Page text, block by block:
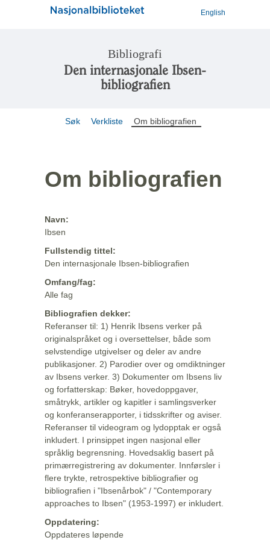
English
Bibliografi
Den internasjonale Ibsen-
bibliografien
Søk Verkliste Om bibliografien
Om bibliografien
Navn:
Ibsen
Fullstendig tittel:
Den internasjonale Ibsen-bibliografien
Omfang/fag:
Alle fag
Bibliografien dekker:
Referanser til: 1) Henrik Ibsens verker på
originalspråket og i oversettelser, både som
selvstendige utgivelser og deler av andre
publikasjoner. 2) Parodier over og omdiktninger
av Ibsens verker. 3) Dokumenter om Ibsens liv
og forfatterskap: Bøker, hovedoppgaver,
småtrykk, artikler og kapitler i samlingsverker
og konferanserapporter, i tidsskrifter og aviser.
Referanser til videogram og lydopptak er også
inkludert. I prinsippet ingen nasjonal eller
språklig begrensning. Hovedsaklig basert på
primærregistrering av dokumenter. Innførsler i
flere trykte, retrospektive bibliografier og
bibliografien i "Ibsenårbok" / "Contemporary
approaches to Ibsen" (1953-1997) er inkludert.
Oppdatering:
Oppdateres løpende